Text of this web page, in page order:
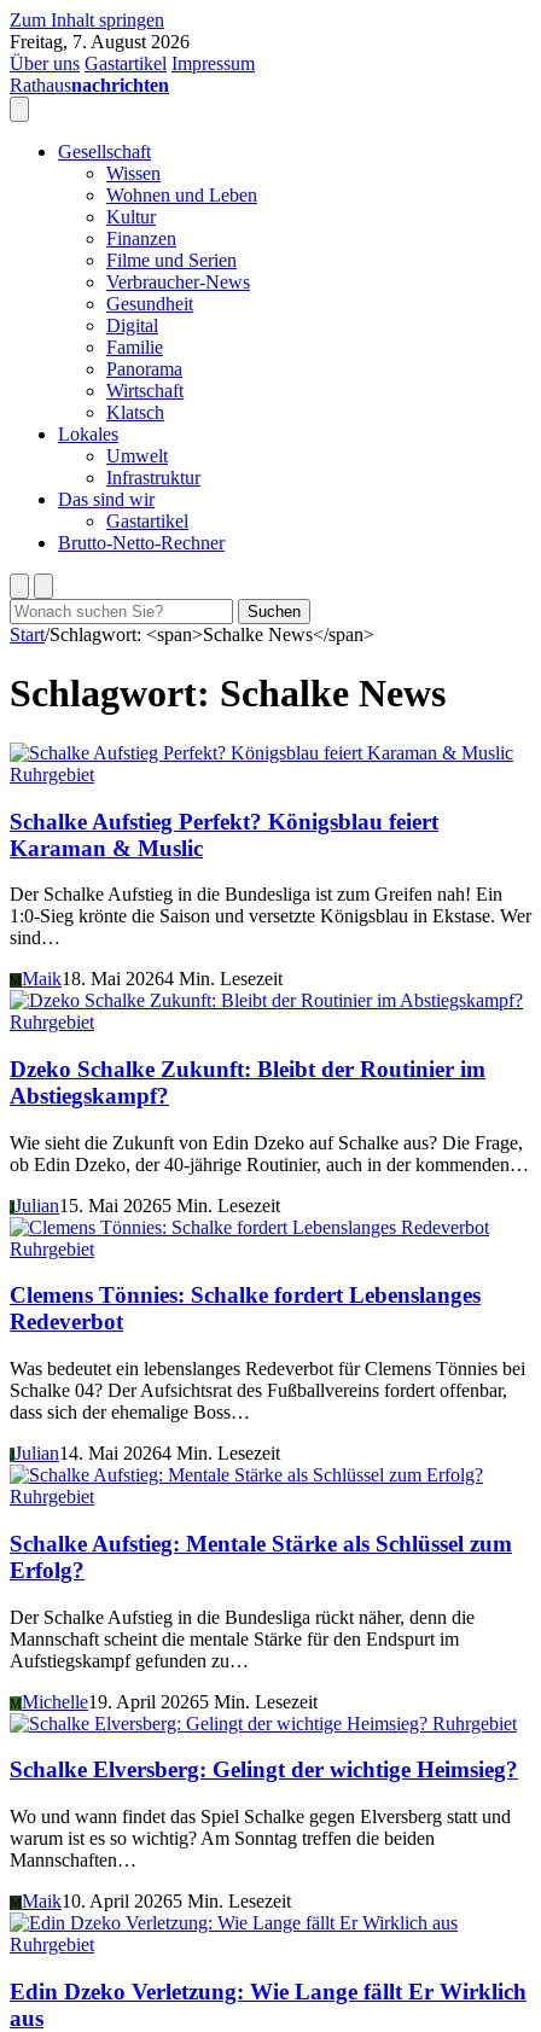
Zum Inhalt springen
Freitag, 7. August 2026
Über uns Gastartikel Impressum
Rathausnachrichten
Gesellschaft
Wissen
Wohnen und Leben
Kultur
Finanzen
Filme und Serien
Verbraucher-News
Gesundheit
Digital
Familie
Panorama
Wirtschaft
Klatsch
Lokales
Umwelt
Infrastruktur
Das sind wir
Gastartikel
Brutto-Netto-Rechner
Suchen
nach:
Suchen
Start/Schlagwort: <span>Schalke News</span>
Schlagwort: Schalke News
Ruhrgebiet
Schalke Aufstieg Perfekt? Königsblau feiert
Karaman & Muslic
Der Schalke Aufstieg in die Bundesliga ist zum Greifen nah! Ein
1:0-Sieg krönte die Saison und versetzte Königsblau in Ekstase. Wer
sind…
M Maik18. Mai 20264 Min. Lesezeit
Ruhrgebiet
Dzeko Schalke Zukunft: Bleibt der Routinier im
Abstiegskampf?
Wie sieht die Zukunft von Edin Dzeko auf Schalke aus? Die Frage,
ob Edin Dzeko, der 40-jährige Routinier, auch in der kommenden…
JJulian15. Mai 20265 Min. Lesezeit
Ruhrgebiet
Clemens Tönnies: Schalke fordert Lebenslanges
Redeverbot
Was bedeutet ein lebenslanges Redeverbot für Clemens Tönnies bei
Schalke 04? Der Aufsichtsrat des Fußballvereins fordert offenbar,
dass sich der ehemalige Boss…
JJulian14. Mai 20264 Min. Lesezeit
Ruhrgebiet
Schalke Aufstieg: Mentale Stärke als Schlüssel zum
Erfolg?
Der Schalke Aufstieg in die Bundesliga rückt näher, denn die
Mannschaft scheint die mentale Stärke für den Endspurt im
Aufstiegskampf gefunden zu…
MMichelle19. April 20265 Min. Lesezeit
Ruhrgebiet
Schalke Elversberg: Gelingt der wichtige Heimsieg?
Wo und wann findet das Spiel Schalke gegen Elversberg statt und
warum ist es so wichtig? Am Sonntag treffen die beiden
Mannschaften…
MMaik10. April 20265 Min. Lesezeit
Ruhrgebiet
Edin Dzeko Verletzung: Wie Lange fällt Er Wirklich
aus